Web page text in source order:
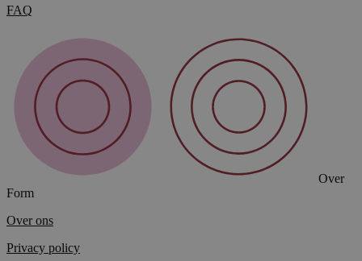
FAQ
Over
Form
Over ons
Privacy policy